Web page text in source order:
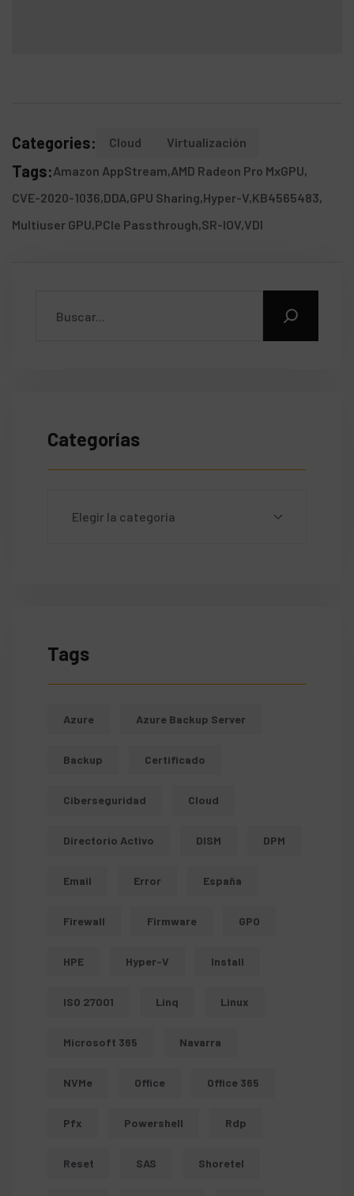
Categories: Cloud Virtualización
Tags:Amazon AppStream AMD Radeon Pro MxGPU
CVE-2020-1036 DDA GPU Sharing Hyper-V KB4565483
Multiuser GPU PCIe Passthrough SR-IOV VDI
Categorías
Tags
Azure Azure Backup Server
Backup Certificado
Ciberseguridad Cloud
Directorio Activo DISM DPM
Email Error España
Firewall Firmware GPO
HPE Hyper-V Install
ISO 27001 Linq Linux
Microsoft 365 Navarra
NVMe Office Office 365
Pfx Powershell Rdp
Reset SAS Shoretel